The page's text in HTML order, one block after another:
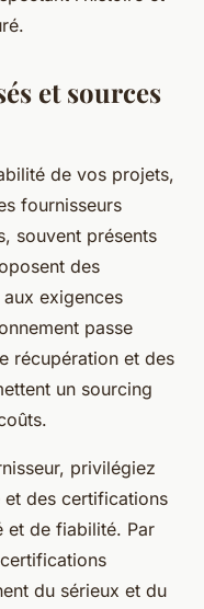
et sources
de vos projets,
fournisseurs
souvent présents
des
exigences
passe
récupération et des
un sourcing
privilégiez
des certifications
et de fiabilité. Par
du sérieux et du